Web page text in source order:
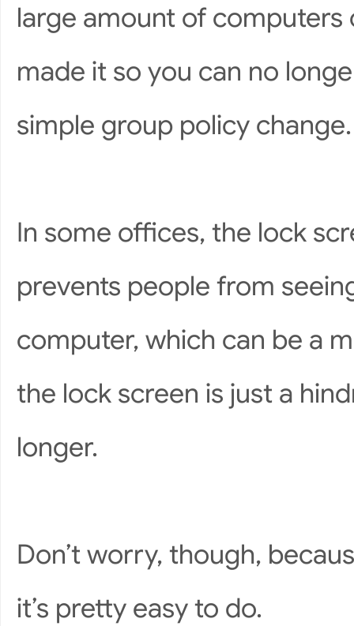
large amount of
made it so you can no
simple group policy change.
In some offices, the lock
prevents people from
computer, which can be a
the lock screen is just a
longer.
Don’t worry, though,
it’s pretty easy to do.